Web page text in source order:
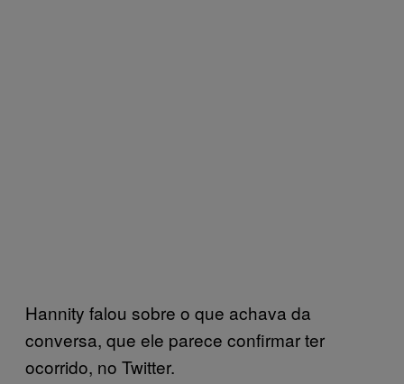
Hannity falou sobre o que achava da
conversa, que ele parece confirmar ter
ocorrido, no Twitter.